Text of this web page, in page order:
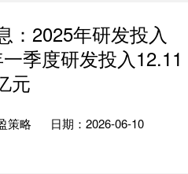
：2025年研发投入
季度研发投入12.11
元
策略
日期：2026-06-10